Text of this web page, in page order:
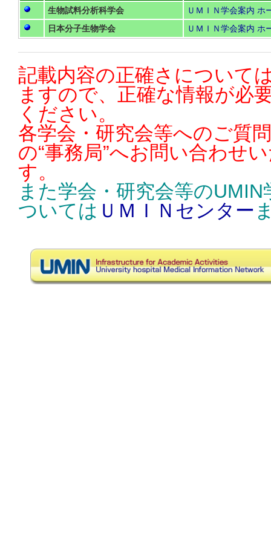
生物試料分析科学会
ＵＭＩＮ学会案内 ホ
日本分子生物学会
ＵＭＩＮ学会案内 ホ
記載内容の正確さについて
ますので、正確な情報が必
ください。
各学会・研究会等へのご質
の“事務局”へお問い合わせ
す。
また学会・研究会等の
ついては ＵＭＩＮセンター